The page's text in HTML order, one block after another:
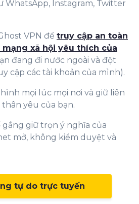
WhatsApp, Instagram, Twitter
VPN để truy cập an toàn
xã hội yêu thích của
đang đi nước ngoài và đột
cập các tài khoản của mình).
mọi lúc mọi nơi và giữ liên
yêu của bạn.
gắng giữ trọn ý nghĩa của
mở, không kiểm duyệt và
tự do trực tuyến